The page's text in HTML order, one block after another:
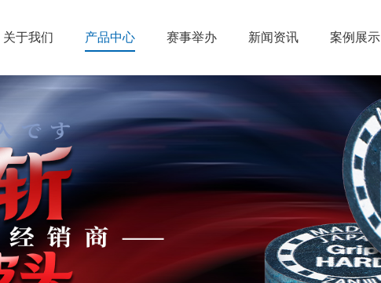
关于我们 产品中心 赛事举办 新闻资讯 案例展示